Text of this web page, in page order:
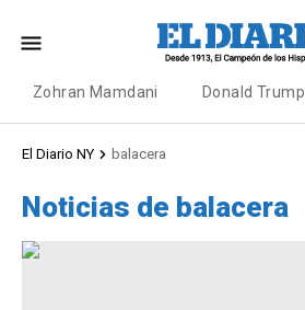
Zohran Mamdani Donald Trump
El Diario NY balacera
Noticias de balacera